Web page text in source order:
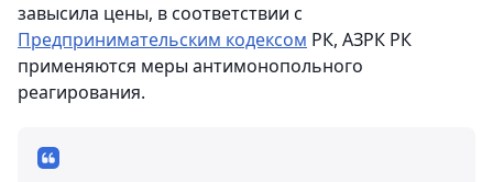
завысила цены, в соответствии с
Предпринимательским кодексом РК, АЗРК РК
применяются меры антимонопольного
реагирования.